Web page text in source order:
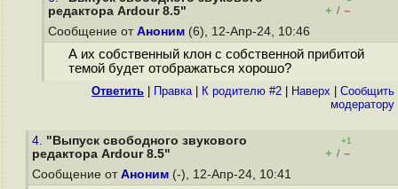
редактора Ardour 8.5"
+ / –
Сообщение от Аноним (6), 12-Апр-24, 10:46
А их собственный клон с собственной прибитой
темой будет отображаться хорошо?
Ответить Правка| К родителю #2 Наверх
Cообщить
модератору
4. "Выпуск свободного звукового
редактора Ardour 8.5"
+1
+ / –
Сообщение от Аноним (-), 12-Апр-24, 10:41